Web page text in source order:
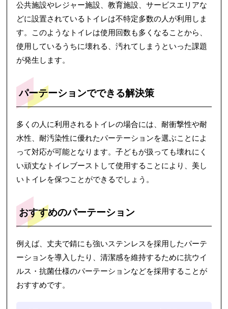
公共施設やレジャー施設、教育施設、サービスエリアな
どに設置されているトイレは不特定多数の人が利用しま
す。このようなトイレは使用回数も多くなることから、
使用しているうちに壊れる、汚れてしまうといった課題
が発生します。
パーテーションでできる解決策
多くの人に利用されるトイレの場合には、耐衝撃性や耐
水性、耐汚染性に優れたパーテーションを選ぶことによ
って対応が可能となります。子どもが扱っても壊れにく
い頑丈なトイレブーストして使用することにより、美し
いトイレを保つことができるでしょう。
おすすめのパーテーション
例えば、丈夫で錆にも強いステンレスを採用したパーテ
ーションを導入したり、清潔感を維持するために抗ウイ
ルス・抗菌仕様のパーテーションなどを採用することが
おすすめです。